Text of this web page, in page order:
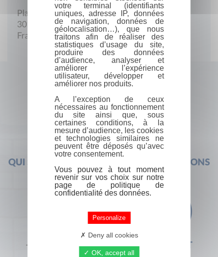
Place de la Poste
30150 Montfaucon
France
QUI SOMMES-NOUS ? FOIRE AUX QUESTIONS
+33 (0) 1 44 41 29 19 CONTACT
votre terminal (identifiants
uniques, adresse IP, données
de navigation, données de
géolocalisation…), que nous
traitons afin de réaliser des
statistiques d’usage du site,
produire des données
d’audience, analyser et
améliorer l’expérience
utilisateur, développer et
améliorer nos produits.
A l’exception de ceux
nécessaires au fonctionnement
du site ainsi que, sous
certaines conditions, à la
mesure d’audience, les cookies
et technologies similaires ne
peuvent être déposés qu’avec
votre consentement.
Vous pouvez à tout moment
revenir sur vos choix sur notre
page de politique de
confidentialité des données.
Personalize
Deny all cookies
OK, accept all